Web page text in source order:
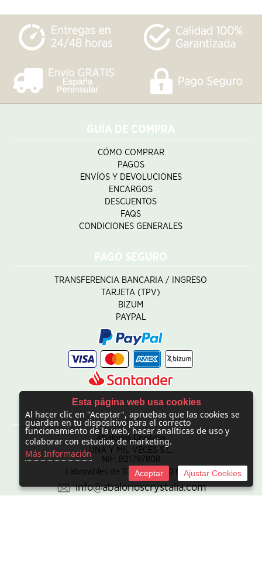
GUÍA DE COMPRA
CÓMO COMPRAR
PAGOS
ENVÍOS Y DEVOLUCIONES
ENCARGOS
DESCUENTOS
FAQS
CONDICIONES GENERALES
PAGO SEGURO
TRANSFERENCIA BANCARIA / INGRESO
TARJETA (TPV)
BIZUM
PAYPAL
CONTACTO
Abalorios Crystalia
UNA Y MIL VECES S.L.
NIF: B21797808
Laborables de 10:00 - 20:00 horas
info@abalorioscrystalia.com
Esta página web usa cookies
Al hacer clic en "Aceptar", apruebas que las cookies se
guarden en tu dispositivo para el correcto
funcionamiento de la web, hacer analíticas de uso y
colaborar con estudios de marketing.
Más Información
Aceptar Ajustar Cookies